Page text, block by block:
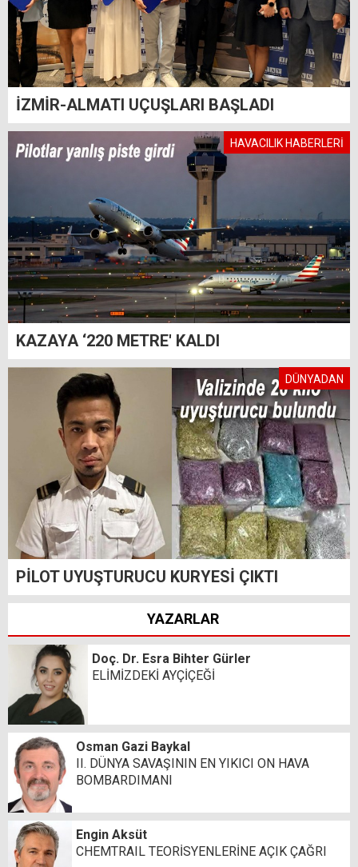
İZMİR-ALMATI UÇUŞLARI BAŞLADI
HAVACILIK HABERLERİ
KAZAYA ‘220 METRE' KALDI
DÜNYADAN
PİLOT UYUŞTURUCU KURYESİ ÇIKTI
YAZARLAR
Doç. Dr. Esra Bihter Gürler
ELİMİZDEKİ AYÇİÇEĞİ
Osman Gazi Baykal
II. DÜNYA SAVAŞININ EN YIKICI ON HAVA
BOMBARDIMANI
Engin Aksüt
CHEMTRAIL TEORİSYENLERİNE AÇIK ÇAĞRI